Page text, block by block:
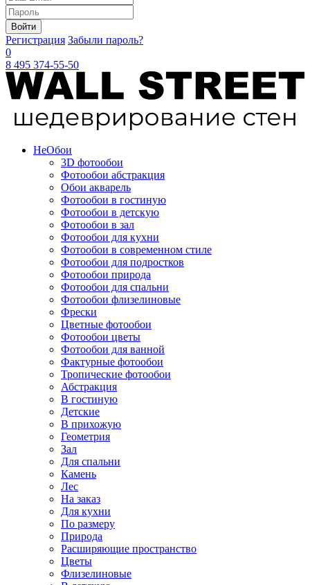
Войти
Регистрация Забыли пароль?
0
8 495 374-55-50
НеОбои
3D фотообои
Фотообои абстракция
Обои акварель
Фотообои в гостиную
Фотообои в детскую
Фотообои в зал
Фотообои для кухни
Фотообои в современном стиле
Фотообои для подростков
Фотообои природа
Фотообои для спальни
Фотообои флизелиновые
Фрески
Цветные фотообои
Фотообои цветы
Фотообои для ванной
Фактурные фотообои
Тропические фотообои
Абстракция
В гостиную
Детские
В прихожую
Геометрия
Зал
Для спальни
Камень
Лес
На заказ
Для кухни
По размеру
Природа
Расширяющие пространство
Цветы
Флизелиновые